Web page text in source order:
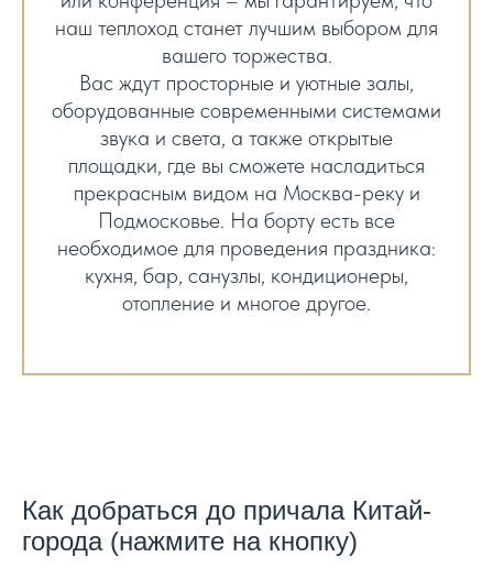
наш теплоход станет лучшим выбором для
вашего торжества.
Вас ждут просторные и уютные залы,
оборудованные современными системами
звука и света, а также открытые
площадки, где вы сможете насладиться
прекрасным видом на Москва-реку и
Подмосковье. На борту есть все
необходимое для проведения праздника:
кухня, бар, санузлы, кондиционеры,
отопление и многое другое.
Как добраться до причала Китай-
города (нажмите на кнопку)